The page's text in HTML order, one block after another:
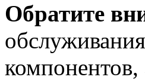
Обратите